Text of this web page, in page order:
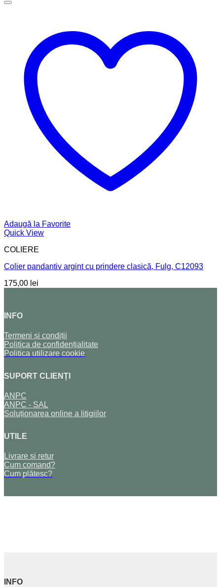
Adaugă la Favorite
Quick View
COLIERE
Colier pandantiv argint cu prindere clasică, Fulg, C12093
175,00 lei
INFO
Termeni și condiții
Politica de confidențialitate
Politica utilizare cookie
SUPORT CLIENȚI
ANPC
ANPC - SAL
Soluționarea online a litigiilor
UTILE
Livrare și retur
Cum comand?
Cum plătesc?
INFO